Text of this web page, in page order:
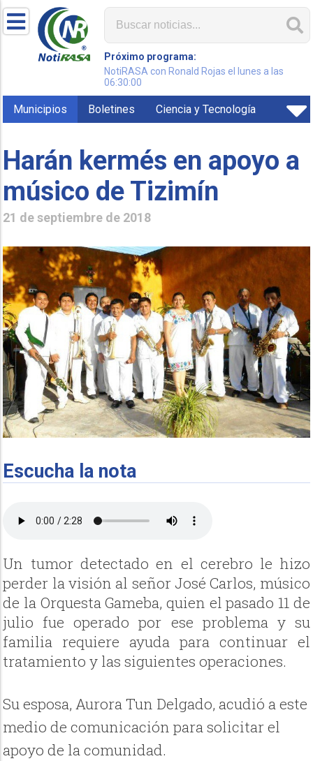
Próximo programa:
NotiRASA con Ronald Rojas el lunes a las
06:30:00
Municipios Boletines Ciencia y Tecnología
Harán kermés en apoyo a
músico de Tizimín
21 de septiembre de 2018
Escucha la nota
Un tumor detectado en el cerebro le hizo
perder la visión al señor José Carlos, músico
de la Orquesta Gameba, quien el pasado 11 de
julio fue operado por ese problema y su
familia requiere ayuda para continuar el
tratamiento y las siguientes operaciones.
Su esposa, Aurora Tun Delgado, acudió a este
medio de comunicación para solicitar el
apoyo de la comunidad.